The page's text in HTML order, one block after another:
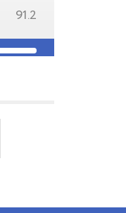
91.2